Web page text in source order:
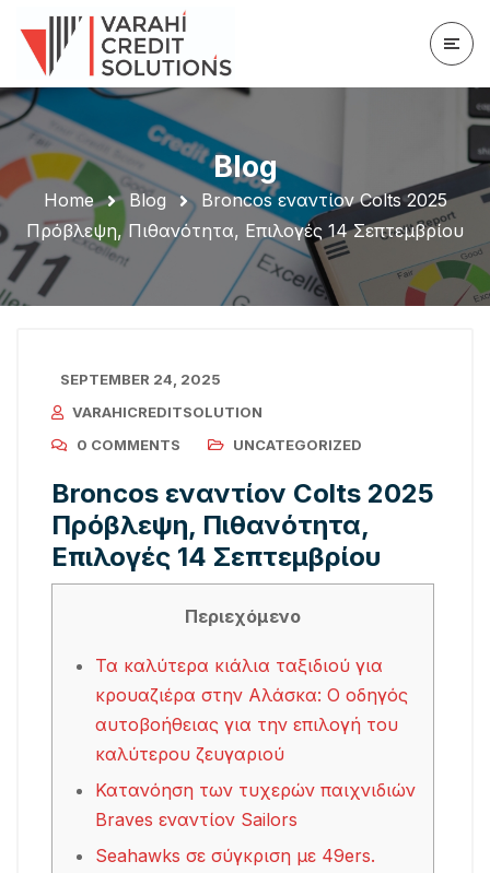
Blog
Home Blog
Broncos εναντίον Colts 2025
Πρόβλεψη, Πιθανότητα, Επιλογές 14 Σεπτεμβρίου
SEPTEMBER 24, 2025
VARAHICREDITSOLUTION
0 COMMENTS
UNCATEGORIZED
Broncos εναντίον Colts 2025
Πρόβλεψη, Πιθανότητα,
Επιλογές 14 Σεπτεμβρίου
Περιεχόμενο
Τα καλύτερα κιάλια ταξιδιού για
κρουαζιέρα στην Αλάσκα: Ο οδηγός
αυτοβοήθειας για την επιλογή του
καλύτερου ζευγαριού
Κατανόηση των τυχερών παιχνιδιών
Braves εναντίον Sailors
Seahawks σε σύγκριση με 49ers.